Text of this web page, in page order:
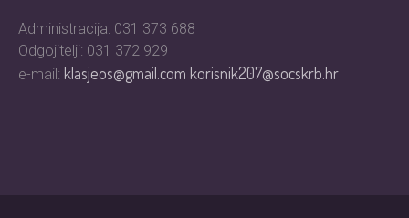
Administracija: 031 373 688
Odgojitelji: 031 372 929
e-mail: klasjeos@gmail.comkorisnik207@socskrb.hr